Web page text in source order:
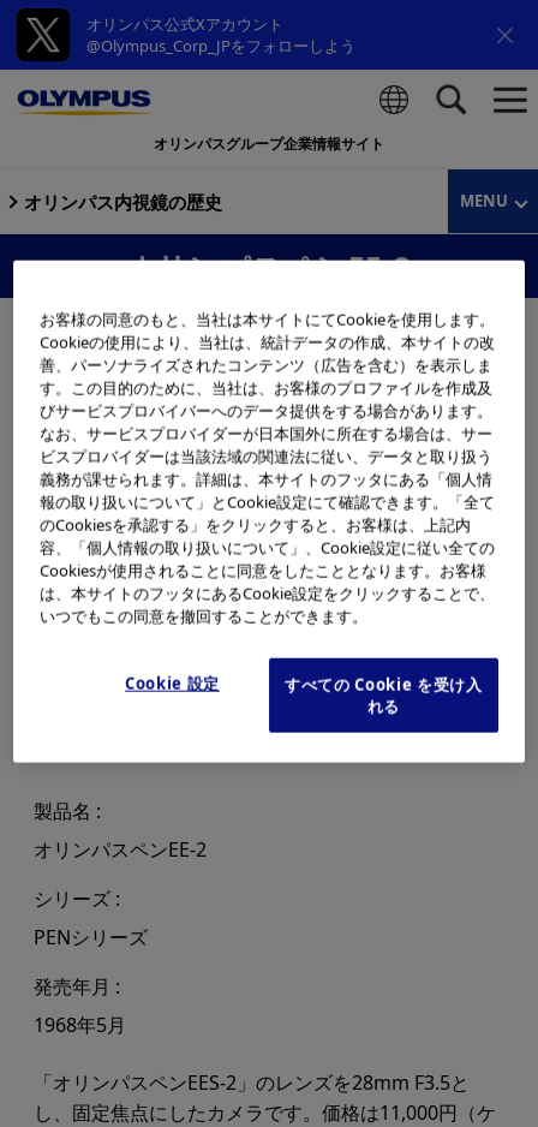
オリンパス公式Xアカウント
@Olympus_Corp_JPをフォローしよう
オリンパスグループ企業情報サイト
オリンパス内視鏡の歴史 MENU
オリンパスペンEE-2
製品名
オリンパスペンEE-2
シリーズ
PENシリーズ
発売年月
1968年5月
「オリンパスペンEES-2」のレンズを28mm F3.5と
し、固定焦点にしたカメラです。価格は11,000円（ケ
お客様の同意のもと、当社は本サイトにてCookieを使用します。
Cookieの使用により、当社は、統計データの作成、本サイトの改
善、パーソナライズされたコンテンツ（広告を含む）を表示しま
す。この目的のために、当社は、お客様のプロファイルを作成及
びサービスプロバイバーへのデータ提供をする場合があります。
なお、サービスプロバイダーが日本国外に所在する場合は、サー
ビスプロバイダーは当該法域の関連法に従い、データと取り扱う
義務が課せられます。詳細は、本サイトのフッタにある「個人情
報の取り扱いについて」とCookie設定にて確認できます。「全て
のCookiesを承認する」をクリックすると、お客様は、上記内
容、「個人情報の取り扱いについて」、Cookie設定に従い全ての
Cookiesが使用されることに同意をしたこととなります。お客様
は、本サイトのフッタにあるCookie設定をクリックすることで、
いつでもこの同意を撤回することができます。
Cookie 設定
すべての Cookie を受け入
れる